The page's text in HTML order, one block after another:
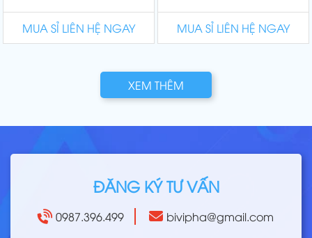
MUA SỈ LIÊN HỆ NGAY MUA SỈ LIÊN HỆ NGAY
XEM THÊM
ĐĂNG KÝ TƯ VẤN
0987.396.499 bivipha@gmail.com